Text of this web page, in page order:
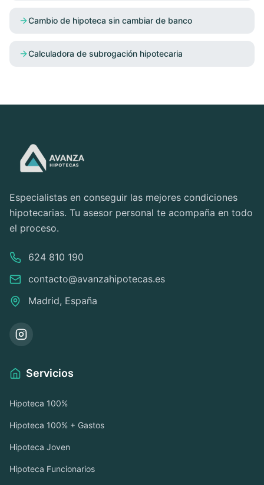
Cambio de hipoteca sin cambiar de banco
Calculadora de subrogación hipotecaria
Especialistas en conseguir las mejores condiciones
hipotecarias. Tu asesor personal te acompaña en todo
el proceso.
624 810 190
contacto@avanzahipotecas.es
Madrid, España
Servicios
Hipoteca 100%
Hipoteca 100% + Gastos
Hipoteca Joven
Hipoteca Funcionarios